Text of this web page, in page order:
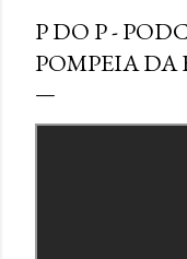
P DO P -
POMPEIA DA